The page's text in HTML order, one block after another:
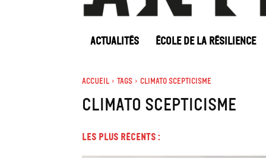
ACTUALITÉS ÉCOLE DE LA RÉSILIENCE
Accueil Tags Climato scepticisme
climato scepticisme
Les plus récents :